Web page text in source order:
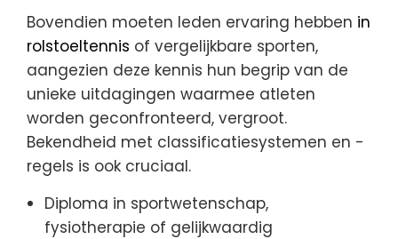
Bovendien moeten leden ervaring hebben in
rolstoeltennis of vergelijkbare sporten,
aangezien deze kennis hun begrip van de
unieke uitdagingen waarmee atleten
worden geconfronteerd, vergroot.
Bekendheid met classificatiesystemen en -
regels is ook cruciaal.
Diploma in sportwetenschap,
fysiotherapie of gelijkwaardig